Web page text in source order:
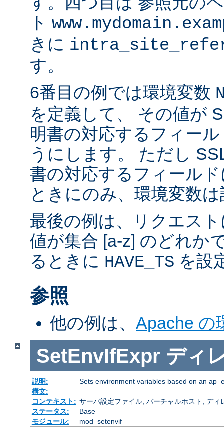
ト
きに
す。
6番目の例では環境変数
を定義して、 その値が
明書の対応するフィー
うにします。 ただし
書の対応するフィール
ときにのみ、環境変数
最後の例は、リクエス
値が集合 [a-z] のどれか
るときに HAVE_TS を設
参照
他の例は、 Apache の
SetEnvIfExpr ディ
説明:
Sets environment variables based on an
構文:
コンテキスト: サーバ設定ファイル, バーチャルホスト, ディ
ステータス:
Base
モジュール:
mod_setenvif